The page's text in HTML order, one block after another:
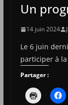
Un
14 juin 2024
Le 6 juin
participer à
Partager :